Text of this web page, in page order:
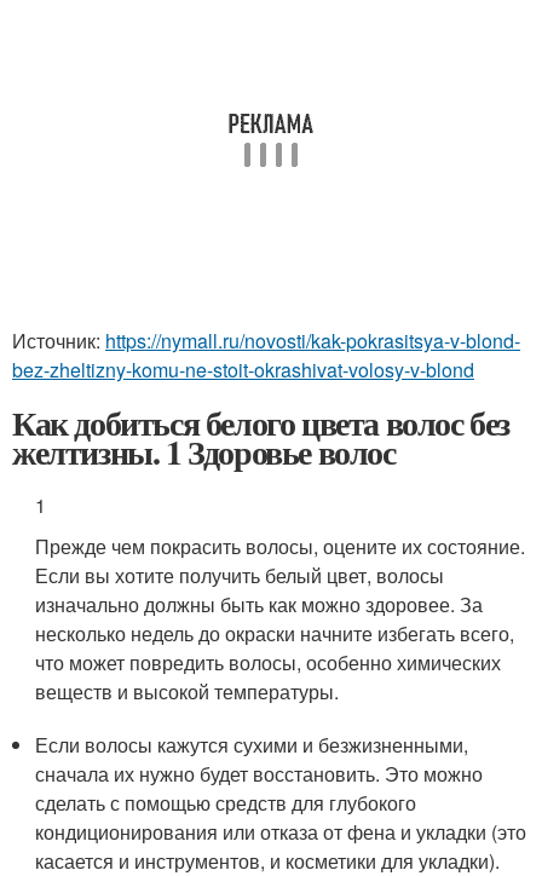
Источник: https://nymall.ru/novosti/kak-pokrasitsya-v-blond-
bez-zheltizny-komu-ne-stoit-okrashivat-volosy-v-blond
Как добиться белого цвета волос без
желтизны. 1 Здоровье волос
1
Прежде чем покрасить волосы, оцените их состояние.
Если вы хотите получить белый цвет, волосы
изначально должны быть как можно здоровее. За
несколько недель до окраски начните избегать всего,
что может повредить волосы, особенно химических
веществ и высокой температуры.
Если волосы кажутся сухими и безжизненными,
сначала их нужно будет восстановить. Это можно
сделать с помощью средств для глубокого
кондиционирования или отказа от фена и укладки (это
касается и инструментов, и косметики для укладки).